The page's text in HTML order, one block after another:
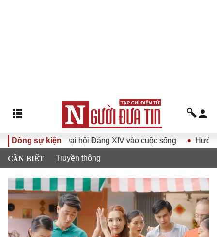
Dòng sự kiện
Đại hội Đảng XIV vào cuộc sống Hướng tới Đại hội
CẦN BIẾT Truyền thông